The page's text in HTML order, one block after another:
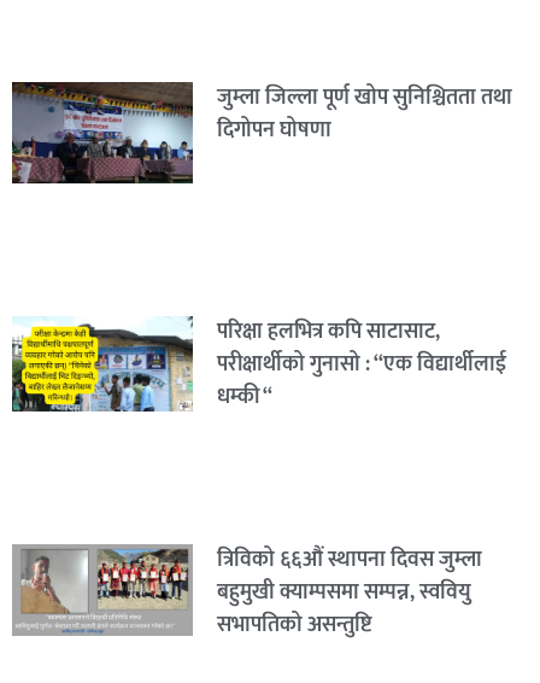
जुम्ला जिल्ला पूर्ण खोप सुनिश्चितता तथा
दिगोपन घोषणा
परिक्षा हलभित्र कपि साटासाट,
परीक्षार्थीको गुनासो : “एक विद्यार्थीलाई
धम्की “
त्रिविको ६६औं स्थापना दिवस जुम्ला
बहुमुखी क्याम्पसमा सम्पन्न, स्ववियु
सभापतिको असन्तुष्टि